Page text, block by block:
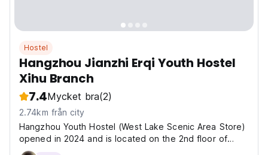
Hostel
Hangzhou Jianzhi Erqi Youth Hostel
Xihu Branch
7.4Mycket bra(2)
2.74km från city
Hangzhou Youth Hostel (West Lake Scenic Area Store)
opened in 2024 and is located on the 2nd floor of
Block A, Huahong Building, No.238 Tianmushan Road,